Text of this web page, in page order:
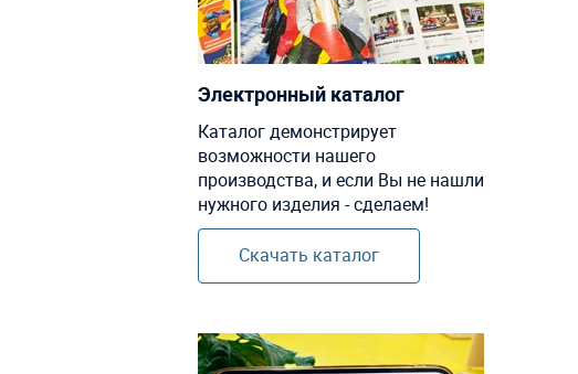
Электронный каталог
Каталог демонстрирует
возможности нашего
производства, и если Вы не нашли
нужного изделия - сделаем!
Скачать каталог